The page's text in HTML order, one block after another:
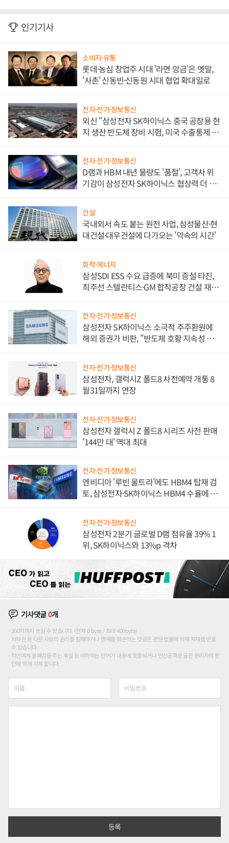
인기기사
소비자·유통
롯데·농심 창업주 시대 '라면 앙금'은 옛말,
'사촌' 신동빈·신동원 시대 협업 확대일로
전자·전기·정보통신
외신 "삼성전자 SK하이닉스 중국 공장용 현
지 생산 반도체 장비 시험, 미국 수출통제 대
전자·전기·정보통신
D램과 HBM 내년 물량도 '품절', 고객사 위
기감이 삼성전자 SK하이닉스 협상력 더 키
건설
국내외서 속도 붙는 원전 사업, 삼성물산·현
대건설·대우건설에 다가오는 '약속의 시간'
화학·에너지
삼성SDI ESS 수요 급증에 북미 증설 타진,
최주선 스텔란티스·GM 합작공장 건설 재추
전자·전기·정보통신
삼성전자 SK하이닉스 소극적 주주환원에
해외 증권가 비판, "반도체 호황 지속성 의
전자·전기·정보통신
삼성전자, 갤럭시Z 폴드8 사전예약 개통 8
월31일까지 연장
전자·전기·정보통신
삼성전자 갤럭시 Z 폴드8 시리즈 사전 판매
'144만 대' 역대 최대
전자·전기·정보통신
엔비디아 '루빈 울트라'에도 HBM4 탑재 검
토, 삼성전자·SK하이닉스 HBM4 수율에 주
전자·전기·정보통신
삼성전자 2분기 글로벌 D램 점유율 39% 1
위, SK하이닉스와 13%p 격차
기사댓글0개
200자까지 쓰실 수 있습니다. (현재 0 byte / 최대 400byte)
저작권 등 다른 사람의 권리를 침해하거나 명예를 훼손하는 댓글은 관련 법률에 의해 제재를 받을
수 있습니다.
타인에게 불쾌감을 주는 욕설 등 비하하는 단어가 내용에 포함되거나 인신공격성 글은 관리자의 판
단에 의해 삭제 합니다.